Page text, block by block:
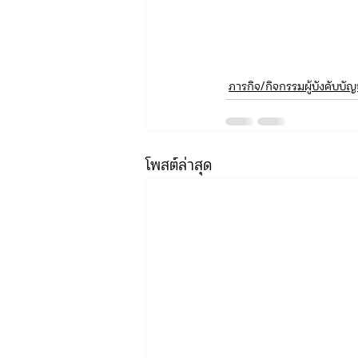
ภารกิจ/กิจกรรมผู้บังคับบัญ
โพสต์ล่าสุด